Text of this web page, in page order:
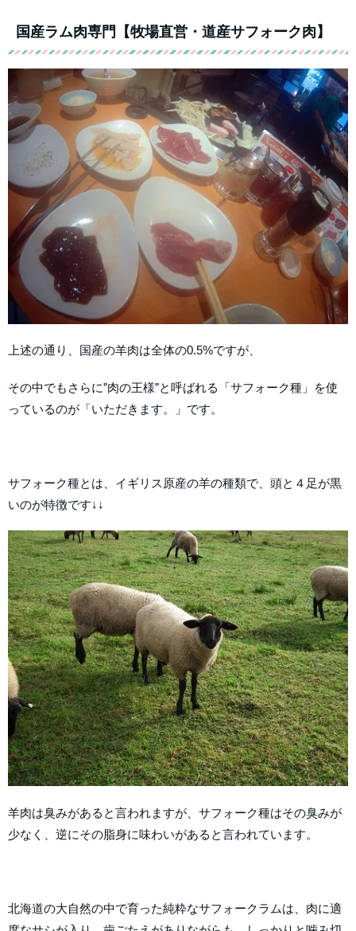
国産ラム肉専門【牧場直営・道産サフォーク肉】
上述の通り、国産の羊肉は全体の0.5%ですが、
その中でもさらに”肉の王様”と呼ばれる「サフォーク種」を使
っているのが「いただきます。」です。
サフォーク種とは、イギリス原産の羊の種類で、頭と４足が黒
いのが特徴です↓↓
羊肉は臭みがあると言われますが、サフォーク種はその臭みが
少なく、逆にその脂身に味わいがあると言われています。
北海道の大自然の中で育った純粋なサフォークラムは、肉に適